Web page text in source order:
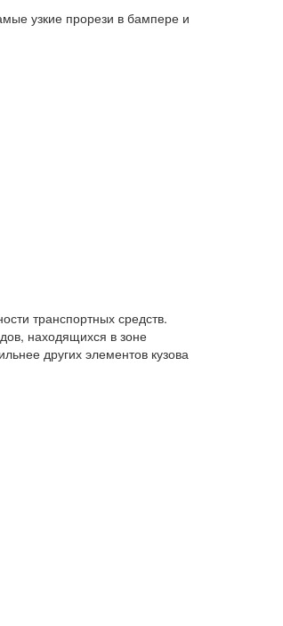
узкие прорези в бампере и
транспортных средств.
находящихся в зоне
других элементов кузова